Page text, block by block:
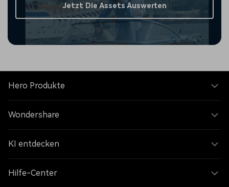
Jetzt Die Assets Auswerten
Hero Produkte
Wondershare
KI entdecken
Hilfe-Center